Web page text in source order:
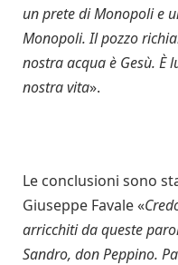
un prete di Monopoli e
Monopoli. Il pozzo
nostra acqua è Gesù. È
nostra vita».
Le conclusioni sono
Giuseppe Favale «
arricchiti da queste
Sandro, don Peppino.